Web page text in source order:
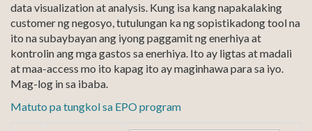
data visualization at analysis. Kung isa kang napakalaking
customer ng negosyo, tutulungan ka ng sopistikadong tool na
ito na subaybayan ang iyong paggamit ng enerhiya at
kontrolin ang mga gastos sa enerhiya. Ito ay ligtas at madali
at maa-access mo ito kapag ito ay maginhawa para sa iyo.
Mag-log in sa ibaba.
Matuto pa tungkol sa EPO program